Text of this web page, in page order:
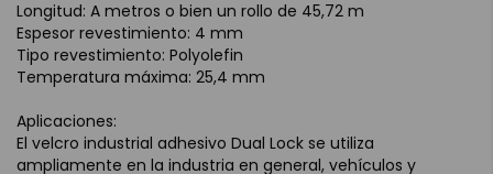
Longitud: A metros o bien un rollo de 45,72 m
Espesor revestimiento: 4 mm
Tipo revestimiento: Polyolefin
Temperatura máxima: 25,4 mm
Aplicaciones:
El velcro industrial adhesivo Dual Lock se utiliza
ampliamente en la industria en general, vehículos y